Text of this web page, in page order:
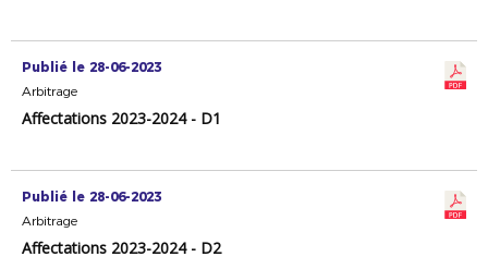
Publié le 28-06-2023
Arbitrage
Affectations 2023-2024 - D1
Publié le 28-06-2023
Arbitrage
Affectations 2023-2024 - D2